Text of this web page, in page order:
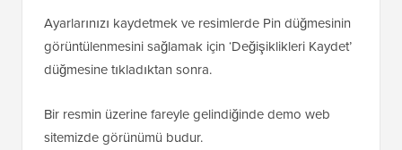
Ayarlarınızı kaydetmek ve resimlerde Pin düğmesinin
görüntülenmesini sağlamak için ‘Değişiklikleri Kaydet’
düğmesine tıkladıktan sonra.
Bir resmin üzerine fareyle gelindiğinde demo web
sitemizde görünümü budur.